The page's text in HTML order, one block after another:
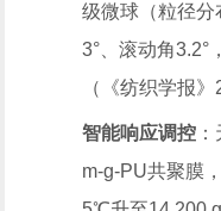
级微球（粒径
3°、滚动角3.2°
（《纺织学报
智能响应调控
m-g-PU共聚膜